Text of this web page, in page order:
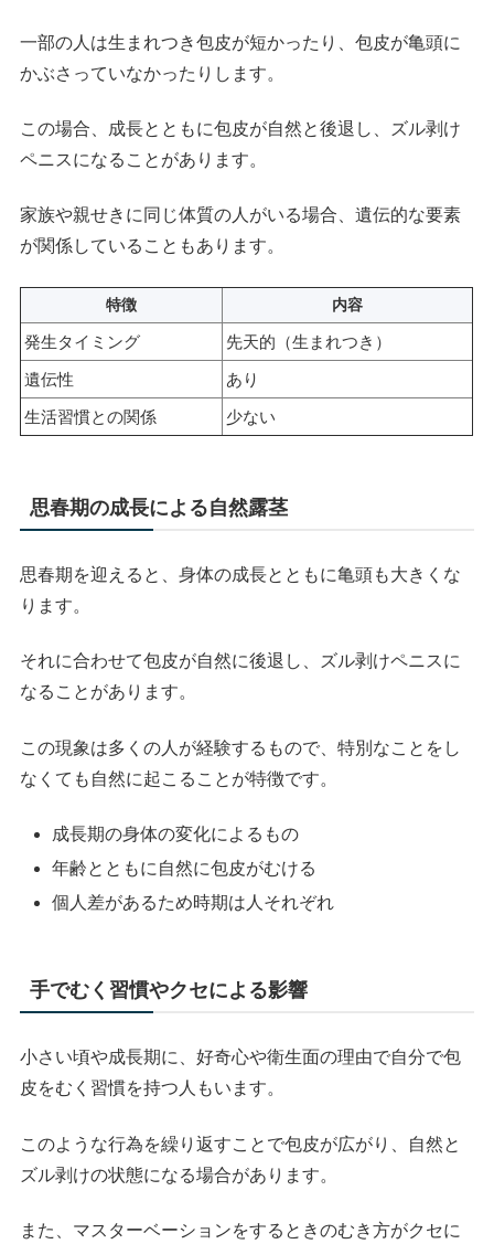
一部の人は生まれつき包皮が短かったり、包皮が亀頭に
かぶさっていなかったりします。
この場合、成長とともに包皮が自然と後退し、ズル剥け
ペニスになることがあります。
家族や親せきに同じ体質の人がいる場合、遺伝的な要素
が関係していることもあります。
特徴 内容
発生タイミング
先天的（生まれつき）
遺伝性
あり
生活習慣との関係
少ない
思春期の成長による自然露茎
思春期を迎えると、身体の成長とともに亀頭も大きくな
ります。
それに合わせて包皮が自然に後退し、ズル剥けペニスに
なることがあります。
この現象は多くの人が経験するもので、特別なことをし
なくても自然に起こることが特徴です。
成長期の身体の変化によるもの
年齢とともに自然に包皮がむける
個人差があるため時期は人それぞれ
手でむく習慣やクセによる影響
小さい頃や成長期に、好奇心や衛生面の理由で自分で包
皮をむく習慣を持つ人もいます。
このような行為を繰り返すことで包皮が広がり、自然と
ズル剥けの状態になる場合があります。
また、マスターベーションをするときのむき方がクセに